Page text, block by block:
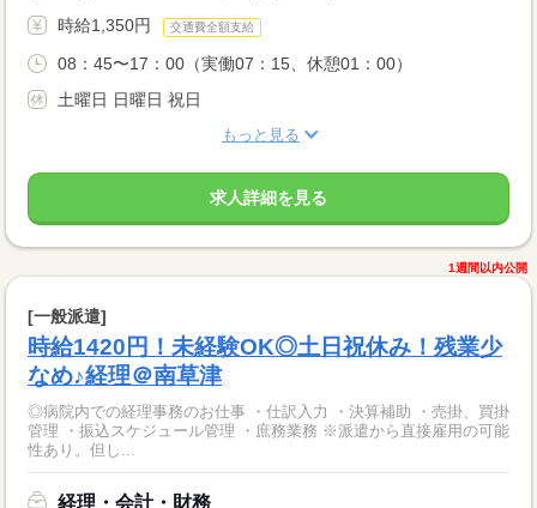
時給1,350円 交通費全額支給
08：45〜17：00（実働07：15、休憩01：00）
土曜日 日曜日 祝日
もっと見る
求人詳細を見る
1週間以内公開
[一般派遣]
時給1420円！未経験OK◎土日祝休み！残業少
なめ♪経理＠南草津
◎病院内での経理事務のお仕事 ・仕訳入力 ・決算補助 ・売掛、買掛
管理 ・振込スケジュール管理 ・庶務業務 ※派遣から直接雇用の可能
性あり。但し...
経理・会計・財務